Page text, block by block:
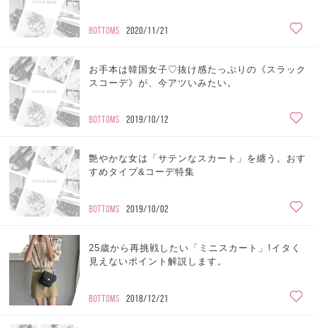
BOTTOMS 2020/11/21
お手本は韓国女子♡抜け感たっぷりの《スラック
スコーデ》が、今アツいみたい。
BOTTOMS 2019/10/12
艶やかな女は「サテンなスカート」を纏う。おす
すめタイプ&コーデ特集
BOTTOMS 2019/10/02
25歳から再挑戦したい「ミニスカート」!イタく
見えないポイント解説します。
BOTTOMS 2018/12/21